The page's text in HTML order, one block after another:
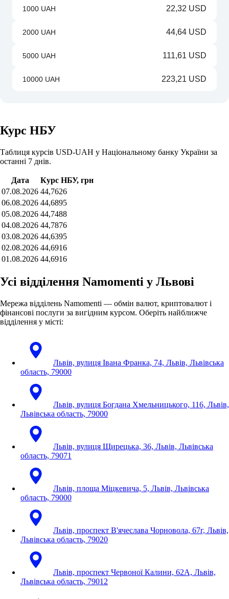
1000 UAH 22,32 USD
2000 UAH 44,64 USD
5000 UAH 111,61 USD
10000 UAH 223,21 USD
Курс НБУ
Таблиця курсів USD-UAH у Національному банку України за
останні 7 днів.
Дата
Курс НБУ, грн
07.08.2026 44,7626
06.08.2026 44,6895
05.08.2026 44,7488
04.08.2026 44,7876
03.08.2026 44,6395
02.08.2026 44,6916
01.08.2026 44,6916
Усі відділення Namomenti у Львові
Мережа відділень Namomenti — обмін валют, криптовалют і
фінансові послуги за вигідним курсом. Оберіть найближче
відділення у місті:
Львів, вулиця Івана Франка, 74, Львів, Львівська
область, 79000
Львів, вулиця Богдана Хмельницького, 116, Львів,
Львівська область, 79000
Львів, вулиця Щирецька, 36, Львів, Львівська
область, 79071
Львів, площа Міцкевича, 5, Львів, Львівська
область, 79000
Львів, проспект В'ячеслава Чорновола, 67г, Львів,
Львівська область, 79020
Львів, проспект Червоної Калини, 62А, Львів,
Львівська область, 79012